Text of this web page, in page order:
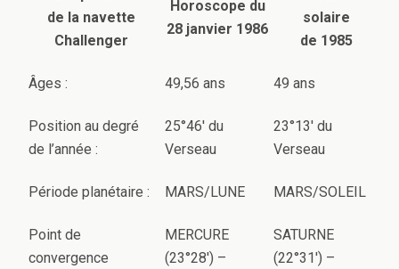
de la navette
Challenger
Horoscope du
28 janvier 1986
solaire
de 1985
Âges : 49,56 ans 49 ans
Position au degré
de l’année :
25°46′ du
Verseau
23°13′ du
Verseau
Période planétaire : MARS/LUNE MARS/SOLEIL
Point de
convergence
MERCURE
(23°28′) –
SATURNE
(22°31′) –